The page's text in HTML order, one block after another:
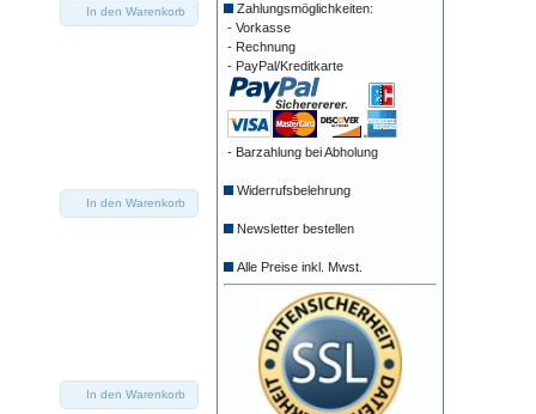
In den Warenkorb
In den Warenkorb
In den Warenkorb
Zahlungsmöglichkeiten:
- Vorkasse
- Rechnung
- PayPal/Kreditkarte
- Barzahlung bei Abholung
Widerrufsbelehrung
Newsletter bestellen
Alle Preise inkl. Mwst.